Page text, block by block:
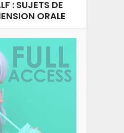
: SUJETS DE
ORALE